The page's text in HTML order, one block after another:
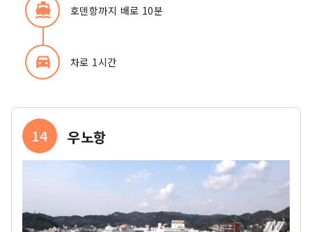
directions_boat 호덴항까지 배로 10분
directions_car_filled 차로 1시간
14 우노항